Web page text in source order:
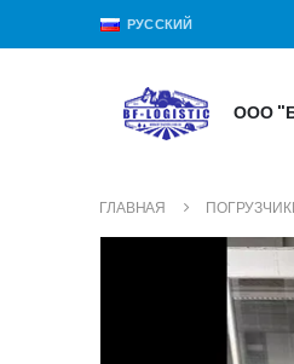
РУССКИЙ
ООО
ГЛАВНАЯ